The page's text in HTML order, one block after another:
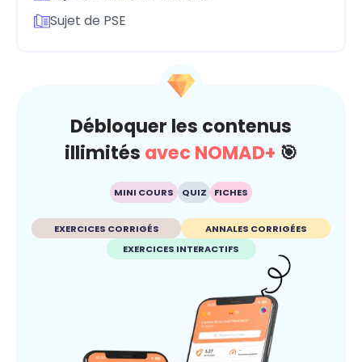
Sujet de PSE
Débloquer les contenus
illimités avec NOMAD+ 🎯
MINI COURS QUIZ FICHES
EXERCICES CORRIGÉS
ANNALES CORRIGÉES
EXERCICES INTERACTIFS